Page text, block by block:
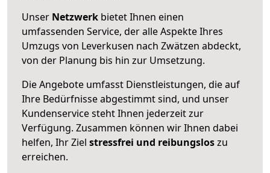
Unser Netzwerk bietet Ihnen einen
umfassenden Service, der alle Aspekte Ihres
Umzugs von Leverkusen nach Zwätzen abdeckt,
von der Planung bis hin zur Umsetzung.
Die Angebote umfasst Dienstleistungen, die auf
Ihre Bedürfnisse abgestimmt sind, und unser
Kundenservice steht Ihnen jederzeit zur
Verfügung. Zusammen können wir Ihnen dabei
helfen, Ihr Ziel stressfrei und reibungsloszu
erreichen.